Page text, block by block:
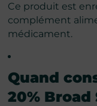
Ce produit est
complément
médicament.
Quand
20%